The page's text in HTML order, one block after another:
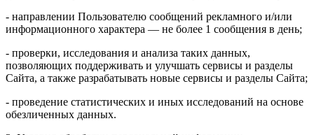
- направлении Пользователю сообщений рекламного и/или
информационного характера — не более 1 сообщения в день;
- проверки, исследования и анализа таких данных,
позволяющих поддерживать и улучшать сервисы и разделы
Сайта, а также разрабатывать новые сервисы и разделы Сайта;
- проведение статистических и иных исследований на основе
обезличенных данных.